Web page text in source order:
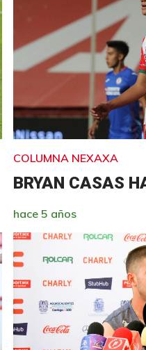
COLUMNA NEXAXA
BRYAN CASAS
hace 5 años